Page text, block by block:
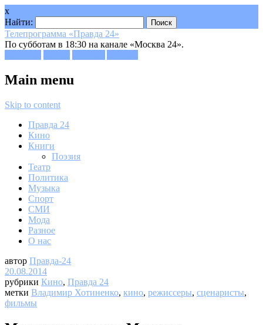
x
Найти:
Телепрограмма «Правда 24»
По субботам в 18:30 на канале «Москва 24».
Main menu
Skip to content
Правда 24
Кино
Книги
Поэзия
Театр
Политика
Музыка
Спорт
СМИ
Мода
Разное
О нас
автор Правда-24
20.08.2014
рубрики Кино, Правда 24
метки Владимир Хотиненко, кино, режиссеры, сценаристы,
фильмы